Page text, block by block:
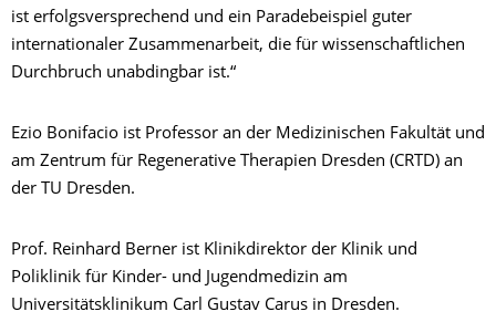
ist erfolgsversprechend und ein Paradebeispiel guter
internationaler Zusammenarbeit, die für wissenschaftlichen
Durchbruch unabdingbar ist.“
Ezio Bonifacio ist Professor an der Medizinischen Fakultät und
am Zentrum für Regenerative Therapien Dresden (CRTD) an
der TU Dresden.
Prof. Reinhard Berner ist Klinikdirektor der Klinik und
Poliklinik für Kinder- und Jugendmedizin am
Universitätsklinikum Carl Gustav Carus in Dresden.